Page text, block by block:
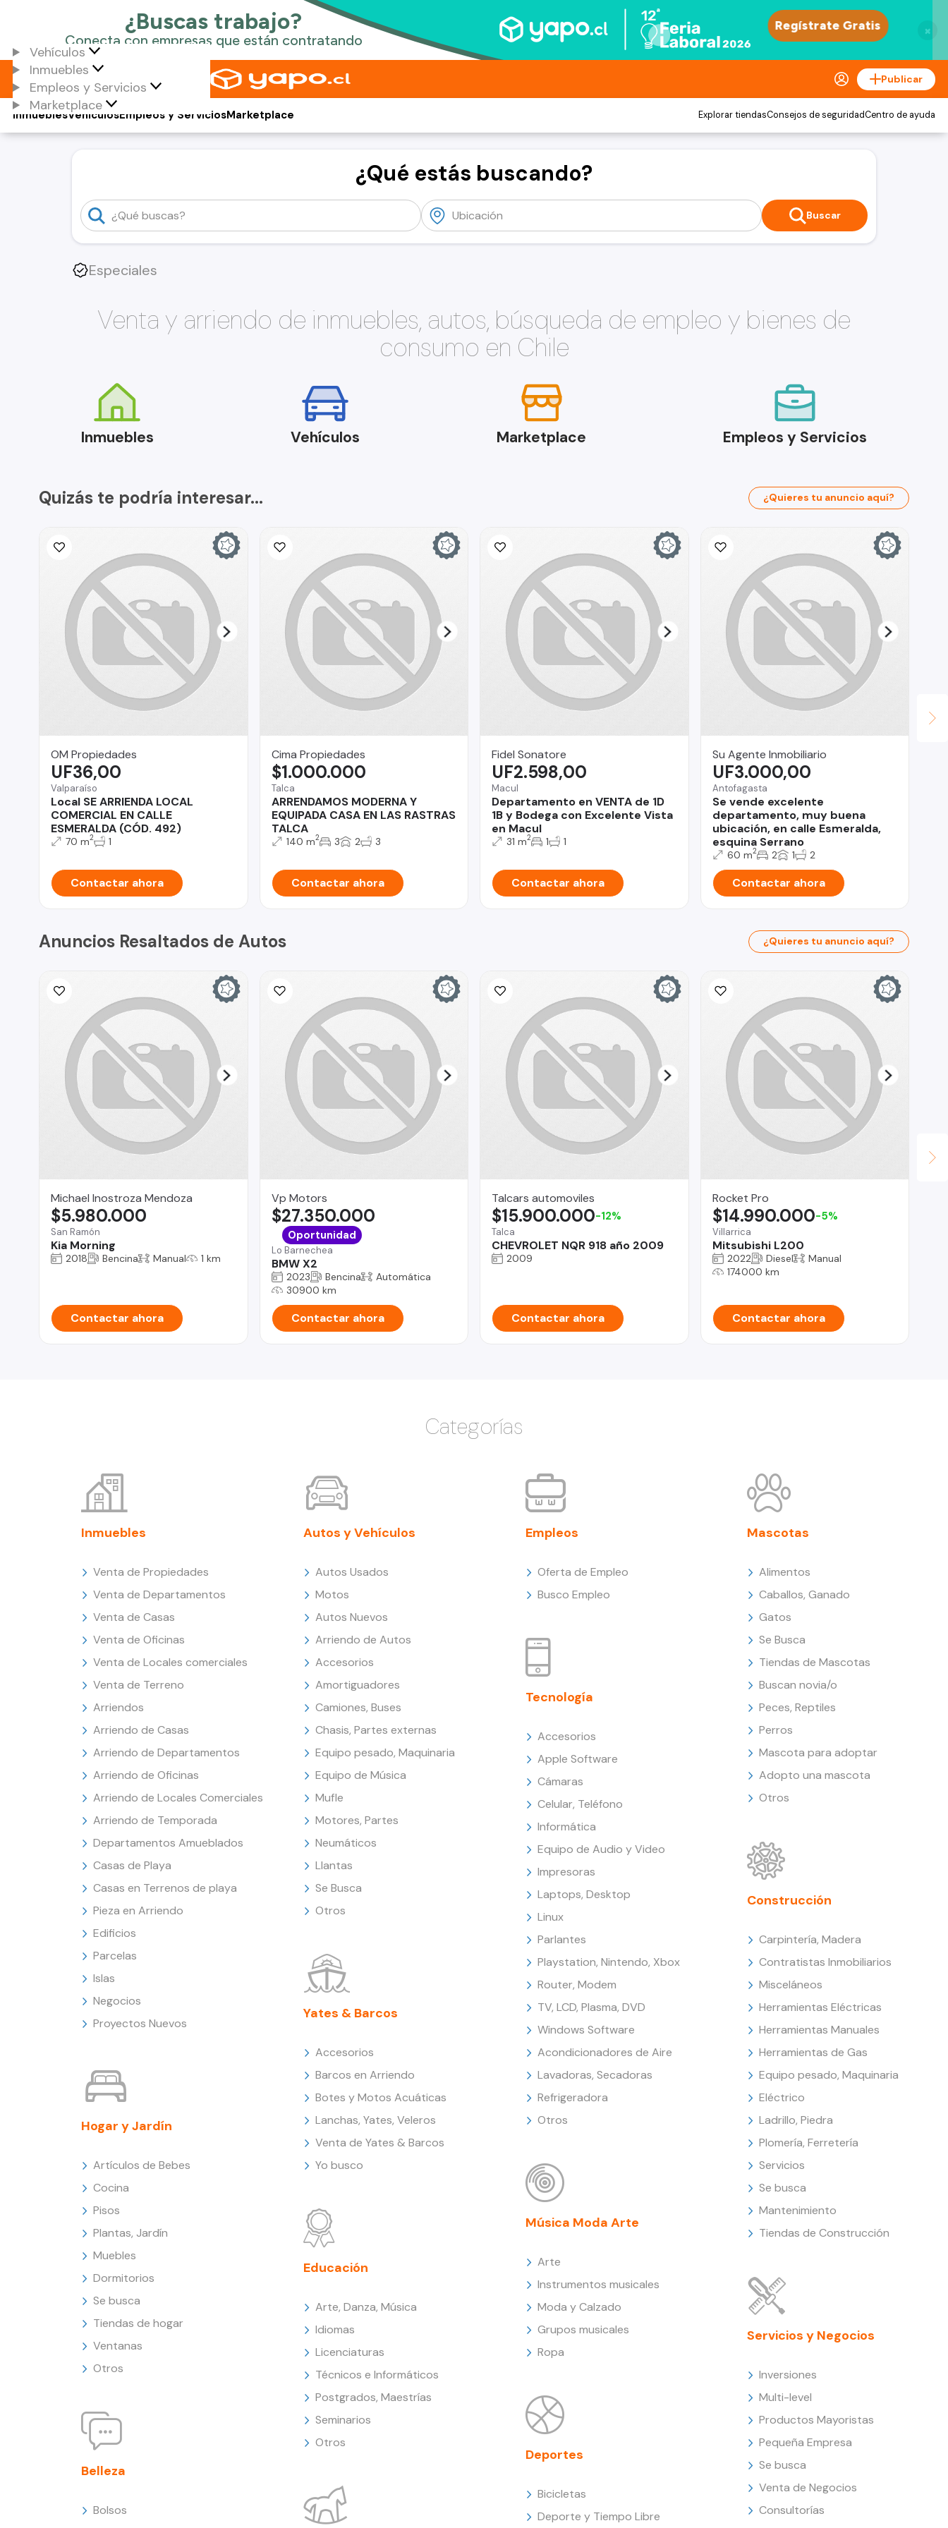
×
Vehículos
Inmuebles
Empleos y Servicios
Marketplace
Publicar
Vehículos
Inmuebles Empleos y ServiciosMarketplace Explorar tiendasConsejos de seguridadCentro de ayuda
¿Qué estás buscando?
Buscar
Especiales
Venta y arriendo de inmuebles, autos, búsqueda de empleo y bienes de
consumo en Chile
Inmuebles Vehículos Marketplace Empleos y Servicios
Quizás te podría interesar... ¿Quieres tu anuncio aquí?
OM Propiedades
Valparaíso
Local SE ARRIENDA LOCAL
COMERCIAL EN CALLE
ESMERALDA (CÓD. 492)
UF36,00
70 m2 1
Contactar ahora
Cima Propiedades
Talca
ARRENDAMOS MODERNA Y
EQUIPADA CASA EN LAS RASTRAS
TALCA
$1.000.000
140 m2 3 2 3
Contactar ahora
Fidel Sonatore
Macul
Departamento en VENTA de 1D
1B y Bodega con Excelente Vista
en Macul
UF2.598,00
31 m2 1 1
Contactar ahora
Su Agente Inmobiliario
Antofagasta
Se vende excelente
departamento, muy buena
ubicación, en calle Esmeralda,
esquina Serrano
UF3.000,00
60 m2 2 1 2
Contactar ahora
Anuncios Resaltados de Autos ¿Quieres tu anuncio aquí?
Michael Inostroza Mendoza
San Ramón
Kia Morning
$5.980.000
2018 Bencina Manual 1 km
Contactar ahora
Vp Motors
Lo Barnechea
BMW X2
$27.350.000
Oportunidad
2023 Bencina
Automática
30900 km
Contactar ahora
Talcars automoviles
Talca
CHEVROLET NQR 918 año 2009
$15.900.000-12%
2009
Contactar ahora
Rocket Pro
Villarrica
Mitsubishi L200
$14.990.000-5%
2022 Diesel
Manual
174000 km
Contactar ahora
Categorías
Inmuebles
Venta de Propiedades
Venta de Departamentos
Venta de Casas
Venta de Oficinas
Venta de Locales comerciales
Venta de Terreno
Arriendos
Arriendo de Casas
Arriendo de Departamentos
Arriendo de Oficinas
Arriendo de Locales Comerciales
Arriendo de Temporada
Departamentos Amueblados
Casas de Playa
Casas en Terrenos de playa
Pieza en Arriendo
Edificios
Parcelas
Islas
Negocios
Proyectos Nuevos
Hogar y Jardín
Artículos de Bebes
Cocina
Pisos
Plantas, Jardín
Muebles
Dormitorios
Se busca
Tiendas de hogar
Ventanas
Otros
Belleza
Bolsos
Autos y Vehículos
Autos Usados
Motos
Autos Nuevos
Arriendo de Autos
Accesorios
Amortiguadores
Camiones, Buses
Chasis, Partes externas
Equipo pesado, Maquinaria
Equipo de Música
Mufle
Motores, Partes
Neumáticos
Llantas
Se Busca
Otros
Yates & Barcos
Accesorios
Barcos en Arriendo
Botes y Motos Acuáticas
Lanchas, Yates, Veleros
Venta de Yates & Barcos
Yo busco
Educación
Arte, Danza, Música
Idiomas
Licenciaturas
Técnicos e Informáticos
Postgrados, Maestrías
Seminarios
Otros
Empleos
Oferta de Empleo
Busco Empleo
Tecnología
Accesorios
Apple Software
Cámaras
Celular, Teléfono
Informática
Equipo de Audio y Video
Impresoras
Laptops, Desktop
Linux
Parlantes
Playstation, Nintendo, Xbox
Router, Modem
TV, LCD, Plasma, DVD
Windows Software
Acondicionadores de Aire
Lavadoras, Secadoras
Refrigeradora
Otros
Música Moda Arte
Arte
Instrumentos musicales
Moda y Calzado
Grupos musicales
Ropa
Deportes
Bicicletas
Deporte y Tiempo Libre
Mascotas
Alimentos
Caballos, Ganado
Gatos
Se Busca
Tiendas de Mascotas
Buscan novia/o
Peces, Reptiles
Perros
Mascota para adoptar
Adopto una mascota
Otros
Construcción
Carpintería, Madera
Contratistas Inmobiliarios
Misceláneos
Herramientas Eléctricas
Herramientas Manuales
Herramientas de Gas
Equipo pesado, Maquinaria
Eléctrico
Ladrillo, Piedra
Plomería, Ferretería
Servicios
Se busca
Mantenimiento
Tiendas de Construcción
Servicios y Negocios
Inversiones
Multi-level
Productos Mayoristas
Pequeña Empresa
Se busca
Venta de Negocios
Consultorías